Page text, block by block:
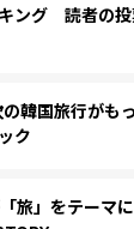
ング 読者の
韓国旅行がも
ク
旅」をテーマ